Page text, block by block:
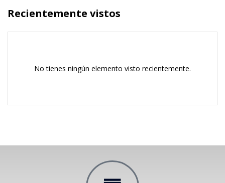
Recientemente vistos
No tienes ningún elemento visto recientemente.